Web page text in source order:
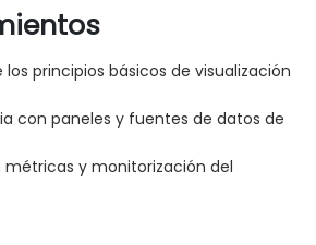
principios básicos de visualización
con paneles y fuentes de datos de
métricas y monitorización del